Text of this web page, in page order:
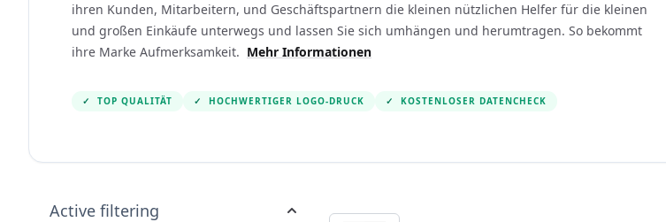
ihren Kunden, Mitarbeitern, und Geschäftspartnern die kleinen nützlichen Helfer für die kleinen
und großen Einkäufe unterwegs und lassen Sie sich umhängen und herumtragen. So bekommt
ihre Marke Aufmerksamkeit. Mehr Informationen
✓ TOP QUALITÄT ✓ HOCHWERTIGER LOGO-DRUCK ✓ KOSTENLOSER DATENCHECK
Active filtering